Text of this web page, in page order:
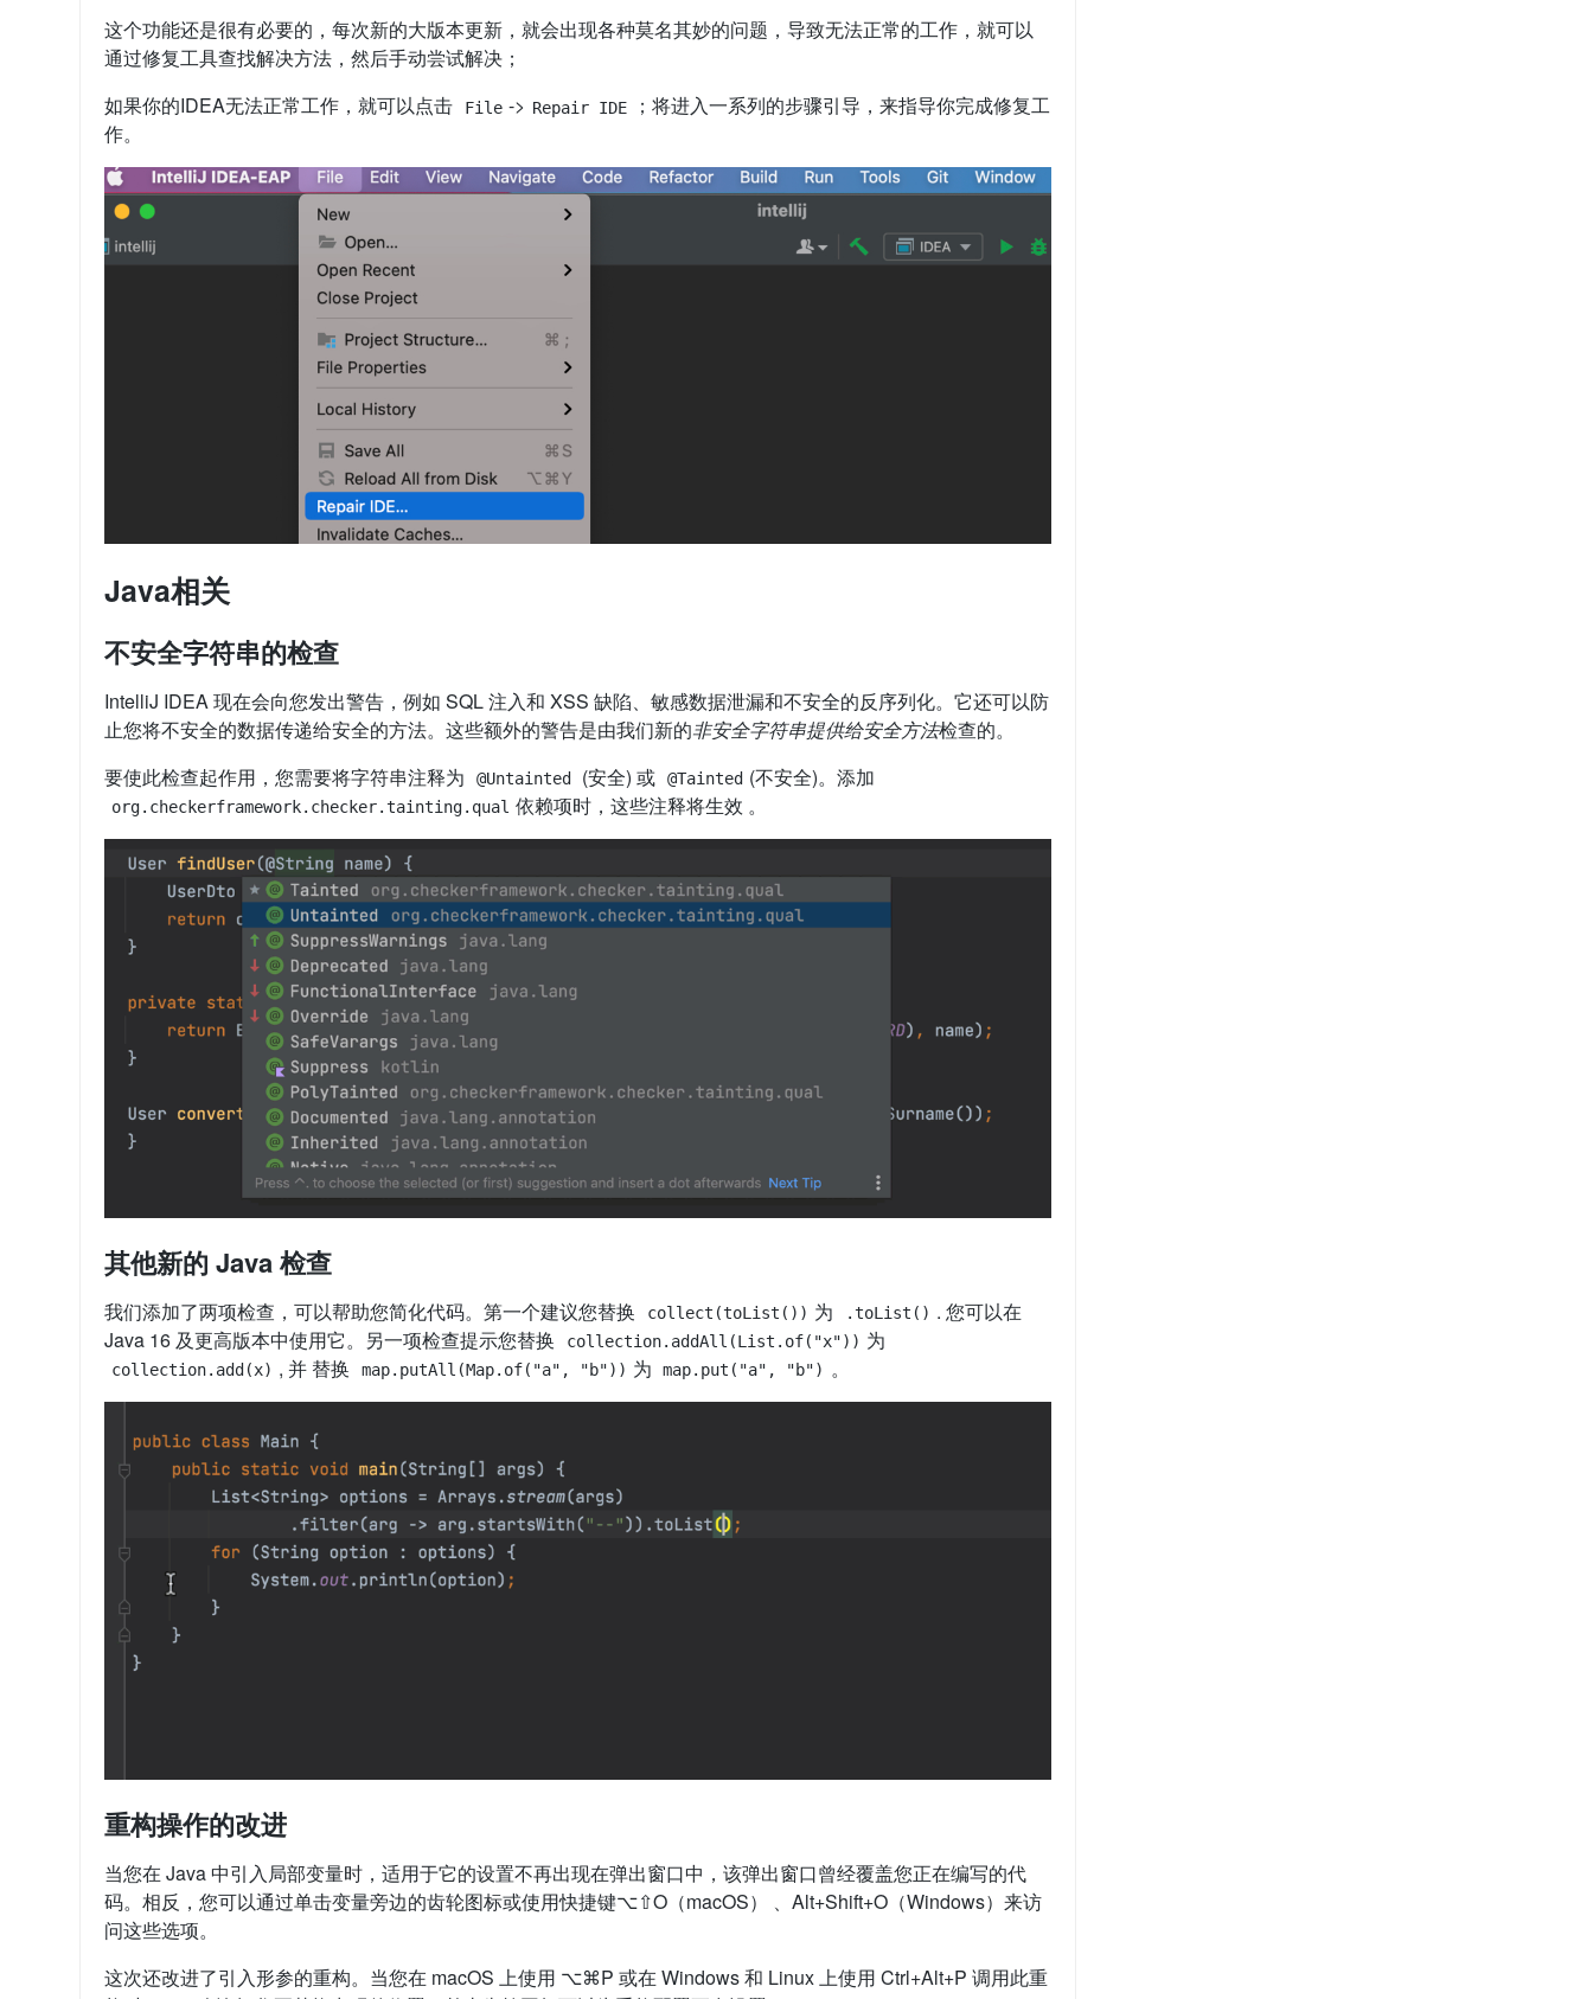
这个功能还是很有必要的，每次新的大版本更新，就会出现各种莫名其妙的问题，导致无法正常的工作，就可以
通过修复工具查找解决方法，然后手动尝试解决；
如果你的IDEA无法正常工作，就可以点击
File -> Repair IDE
；将进入一系列的步骤引导，来指导你完成修复工
作。
Java相关
不安全字符串的检查
IntelliJ IDEA 现在会向您发出警告，例如 SQL 注入和 XSS 缺陷、敏感数据泄漏和不安全的反序列化。它还可以防
止您将不安全的数据传递给安全的方法。这些额外的警告是由我们新的非安全字符串提供给安全方法检查的。
要使此检查起作用，您需要将字符串注释为
@Untainted (安全) 或 @Tainted (不安全)。添加
org.checkerframework.checker.tainting.qual 依赖项时，这些注释将生效 。
其他新的 Java 检查
我们添加了两项检查，可以帮助您简化代码。第一个建议您替换 collect(toList()) 为 .toList() . 您可以在
Java 16 及更高版本中使用它。另一项检查提示您替换
collection.addAll(List.of("x")) 为
collection.add(x) , 并 替换 map.putAll(Map.of("a", "b")) 为 map.put("a", "b") 。
重构操作的改进
当您在 Java 中引入局部变量时，适用于它的设置不再出现在弹出窗口中，该弹出窗口曾经覆盖您正在编写的代
码。相反，您可以通过单击变量旁边的齿轮图标或使用快捷键⌥⇧O（macOS） 、Alt+Shift+O（Windows）来访
问这些选项。
这次还改进了引入形参的重构。当您在 macOS 上使用 ⌥⌘P 或在 Windows 和 Linux 上使用 Ctrl+Alt+P 调用此重